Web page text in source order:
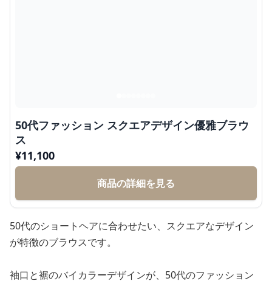
50代ファッション スクエアデザイン優雅ブラウ
ス
¥11,100
商品の詳細を見る
50代のショートヘアに合わせたい、スクエアなデザイン
が特徴のブラウスです。
袖口と裾のバイカラーデザインが、50代のファッション